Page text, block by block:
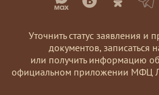
Уточнить статус заявления и
документов,
или получить информацию об
официальном приложении МФЦ